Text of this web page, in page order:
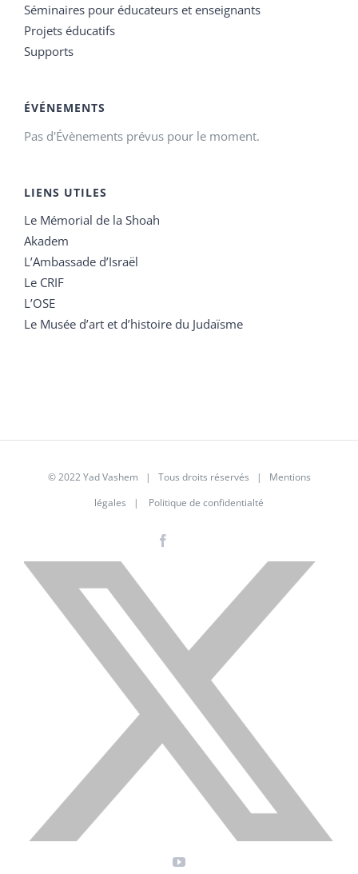
Séminaires pour éducateurs et enseignants
Projets éducatifs
Supports
ÉVÉNEMENTS
Pas d'Évènements prévus pour le moment.
LIENS UTILES
Le Mémorial de la Shoah
Akadem
L’Ambassade d’Israël
Le CRIF
L’OSE
Le Musée d’art et d’histoire du Judaïsme
© 2022 Yad Vashem | Tous droits réservés | Mentions
légales | Politique de confidentialté